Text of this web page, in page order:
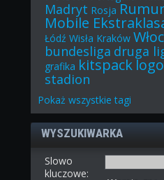
Madryt Rosja
Mobile
Łódź Wisła Kraków
bundesliga druga
grafika kitspack
stadion
Pokaż wszystkie tagi
WYSZUKIWARKA
Slowo
kluczowe: